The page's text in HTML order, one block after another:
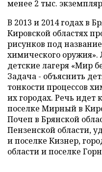
менее 2 тыс.
В 2013 и 2014 годах в
Кировской областях
рисунков под
химического оружия».
детские лагеря «Мир
Задача - объяснить
тонкости процессов
их городах. Речь идет
поселке Мирный в
Почеп в Брянской
Пензенской области,
и поселке Кизнер,
области и поселке